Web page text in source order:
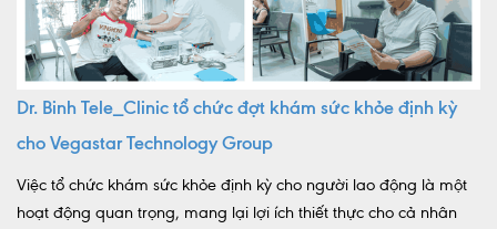
Dr. Binh Tele_Clinic tổ chức đợt khám sức khỏe định kỳ
cho Vegastar Technology Group
Việc tổ chức khám sức khỏe định kỳ cho người lao động là một
hoạt động quan trọng, mang lại lợi ích thiết thực cho cả nhân